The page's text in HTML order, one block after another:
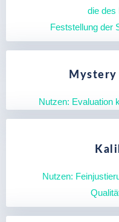
die des
Feststellung der
Nutzen: Evaluation
Nutzen: